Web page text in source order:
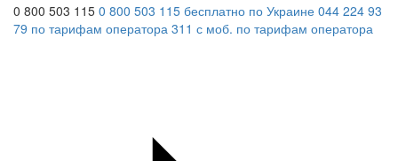
0 800 503 115 0 800 503 115 бесплатно по Украине 044 224 93
79 по тарифам оператора 311 с моб. по тарифам оператора